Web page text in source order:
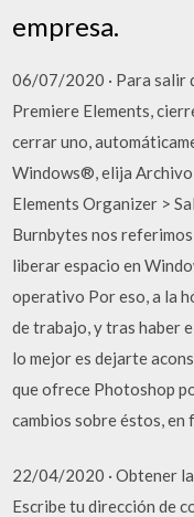
empresa.
06/07/2020 · Para salir
Premiere Elements,
cerrar uno,
Windows®, elija Archivo
Elements Organizer >
Burnbytes nos
liberar espacio en
operativo Por eso, a la
de trabajo, y tras haber
lo mejor es dejarte
que ofrece Photoshop
cambios sobre éstos, en
22/04/2020 · Obtener
Escribe tu dirección de